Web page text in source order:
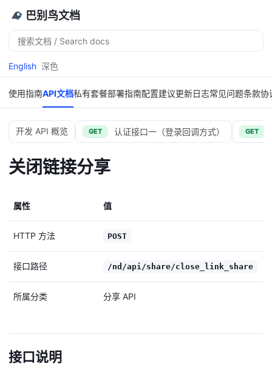
巴别鸟文档
搜
索
English 深色
使用指南API文档私有套餐部署指南配置建议更新日志常见问题条款协
开发 API 概览 GET 认证接口一（登录回调方式） GET
关闭链接分享
属性 值
HTTP 方法 POST
接口路径 /nd/api/share/close_link_share
所属分类 分享 API
接口说明